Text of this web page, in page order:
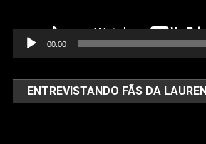
00:00
ENTREVISTANDO FÃS DA LAUREN